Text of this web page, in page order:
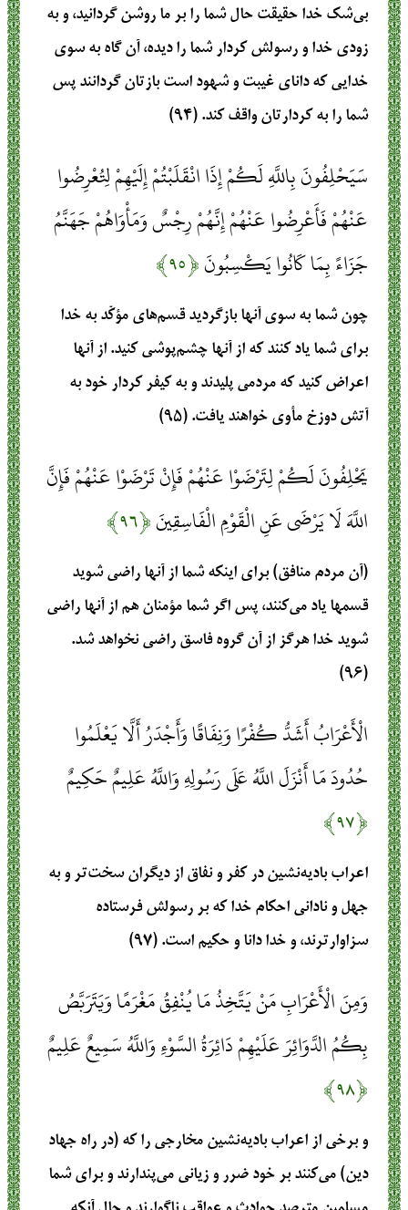
بی‌شک خدا حقیقت حال شما را بر ما روشن گردانید، و به
زودی خدا و رسولش کردار شما را دیده، آن گاه به سوی
خدایی که دانای غیبت و شهود است بازتان گردانند پس
شما را به کردارتان واقف کند. (۹۴)
سَيَحْلِفُونَ بِاللَّهِ لَكُمْ إِذَا انْقَلَبْتُمْ إِلَيْهِمْ لِتُعْرِضُوا
عَنْهُمْ فَأَعْرِضُوا عَنْهُمْ إِنَّهُمْ رِجْسٌ وَمَأْوَاهُمْ جَهَنَّمُ
جَزَاءً بِمَا كَانُوا يَكْسِبُونَ﴿۹۵﴾
چون شما به سوی آنها بازگردید قسم‌های مؤکّد به خدا
برای شما یاد کنند که از آنها چشم‌پوشی کنید. از آنها
اعراض کنید که مردمی پلیدند و به کیفر کردار خود به
آتش دوزخ مأوی خواهند یافت. (۹۵)
يَحْلِفُونَ لَكُمْ لِتَرْضَوْا عَنْهُمْ فَإِنْ تَرْضَوْا عَنْهُمْ فَإِنَّ
اللَّهَ لَا يَرْضَى عَنِ الْقَوْمِ الْفَاسِقِينَ﴿۹۶﴾
(آن مردم منافق) برای اینکه شما از آنها راضی شوید
قسمها یاد می‌کنند، پس اگر شما مؤمنان هم از آنها راضی
شوید خدا هرگز از آن گروه فاسق راضی نخواهد شد.
(۹۶)
الْأَعْرَابُ أَشَدُّ كُفْرًا وَنِفَاقًا وَأَجْدَرُ أَلَّا يَعْلَمُوا
حُدُودَ مَا أَنْزَلَ اللَّهُ عَلَى رَسُولِهِ وَاللَّهُ عَلِيمٌ حَكِيمٌ
﴿۹۷﴾
اعراب بادیه‌نشین در کفر و نفاق از دیگران سخت‌تر و به
جهل و نادانی احکام خدا که بر رسولش فرستاده
سزاوارترند، و خدا دانا و حکیم است. (۹۷)
وَمِنَ الْأَعْرَابِ مَنْ يَتَّخِذُ مَا يُنْفِقُ مَغْرَمًا وَيَتَرَبَّصُ
بِكُمُ الدَّوَائِرَ عَلَيْهِمْ دَائِرَةُ السَّوْءِ وَاللَّهُ سَمِيعٌ عَلِيمٌ
﴿۹۸﴾
و برخی از اعراب بادیه‌نشین مخارجی را که (در راه جهاد
دین) می‌کنند بر خود ضرر و زیانی می‌پندارند و برای شما